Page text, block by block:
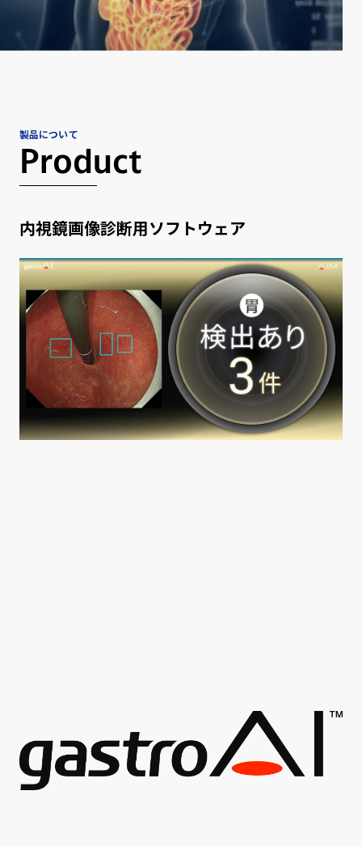
製品について
Product
内視鏡画像診断用ソフトウェア